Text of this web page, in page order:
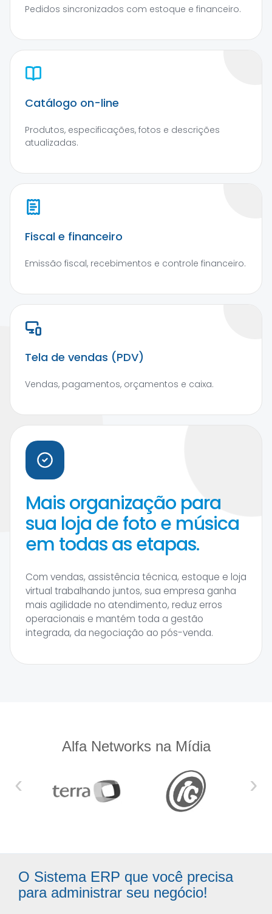
Pedidos sincronizados com estoque e financeiro.
Catálogo on-line
Produtos, especificações, fotos e descrições
atualizadas.
Fiscal e financeiro
Emissão fiscal, recebimentos e controle financeiro.
Tela de vendas (PDV)
Vendas, pagamentos, orçamentos e caixa.
Mais organização para
sua loja de foto e música
em todas as etapas.
Com vendas, assistência técnica, estoque e loja
virtual trabalhando juntos, sua empresa ganha
mais agilidade no atendimento, reduz erros
operacionais e mantém toda a gestão
integrada, da negociação ao pós-venda.
Alfa Networks na Mídia
‹ ›
O Sistema ERP que você precisa
para administrar seu negócio!